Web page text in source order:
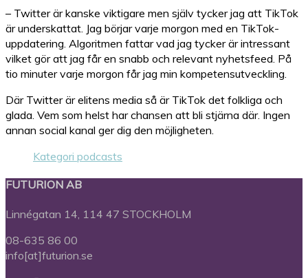
– Twitter är kanske viktigare men själv tycker jag att TikTok
är underskattat. Jag börjar varje morgon med en TikTok-
uppdatering. Algoritmen fattar vad jag tycker är intressant
vilket gör att jag får en snabb och relevant nyhetsfeed. På
tio minuter varje morgon får jag min kompetensutveckling.
Där Twitter är elitens media så är TikTok det folkliga och
glada. Vem som helst har chansen att bli stjärna där. Ingen
annan social kanal ger dig den möjligheten.
Kategori podcasts
FUTURION AB
Linnégatan 14, 114 47 STOCKHOLM
08-635 86 00
info[at]futurion.se